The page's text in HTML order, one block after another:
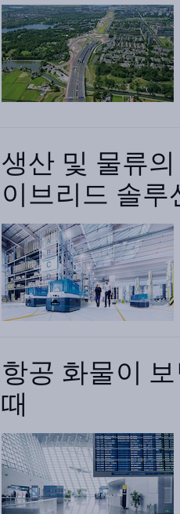
생산 및 물류
이브리드 솔루
항공 화물이
때